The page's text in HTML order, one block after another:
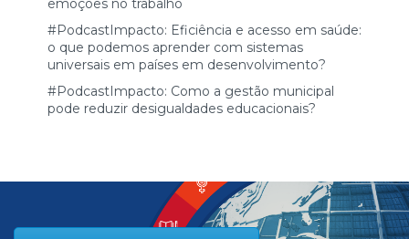
emoções no trabalho
#PodcastImpacto: Eficiência e acesso em saúde:
o que podemos aprender com sistemas
universais em países em desenvolvimento?
#PodcastImpacto: Como a gestão municipal
pode reduzir desigualdades educacionais?